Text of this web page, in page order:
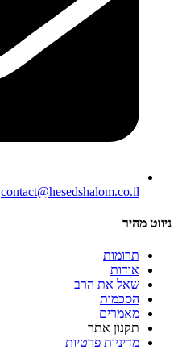
contact@hesedshalom.co.il
ניווט מהיר
תרומות
אודות
שאל את הרב
הסכמות
מאמרים
תקנון אתר
מדיניות פרטיות